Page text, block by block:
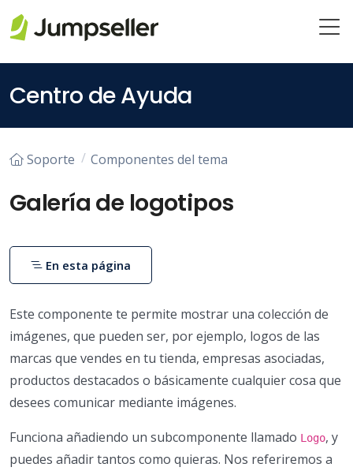
Centro de Ayuda
Soporte Componentes del tema
Galería de logotipos
Este componente te permite mostrar una colección de
imágenes, que pueden ser, por ejemplo, logos de las
marcas que vendes en tu tienda, empresas asociadas,
productos destacados o básicamente cualquier cosa que
desees comunicar mediante imágenes.
Funciona añadiendo un subcomponente llamado Logo, y
puedes añadir tantos como quieras. Nos referiremos a
En esta página